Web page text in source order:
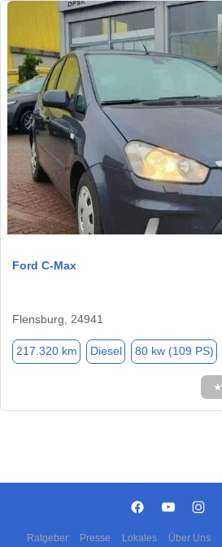
Ford C-Max
Flensburg, 24941
217.320 km Diesel 80 kw (109 PS)
★
Ratgeber Presse Lokales Über Uns